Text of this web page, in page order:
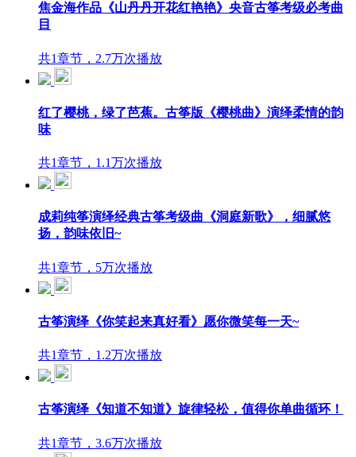
焦金海作品《山丹丹开花红艳艳》央音古筝考级必考曲
目
共1章节，2.7万次播放
红了樱桃，绿了芭蕉。古筝版《樱桃曲》演绎柔情的韵
味
共1章节，1.1万次播放
成莉纯筝演绎经典古筝考级曲《洞庭新歌》，细腻悠
扬，韵味依旧~
共1章节，5万次播放
古筝演绎《你笑起来真好看》愿你微笑每一天~
共1章节，1.2万次播放
古筝演绎《知道不知道》旋律轻松，值得你单曲循环！
共1章节，3.6万次播放